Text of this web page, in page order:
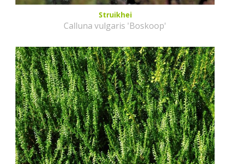
Struikhei
Calluna vulgaris 'Boskoop'